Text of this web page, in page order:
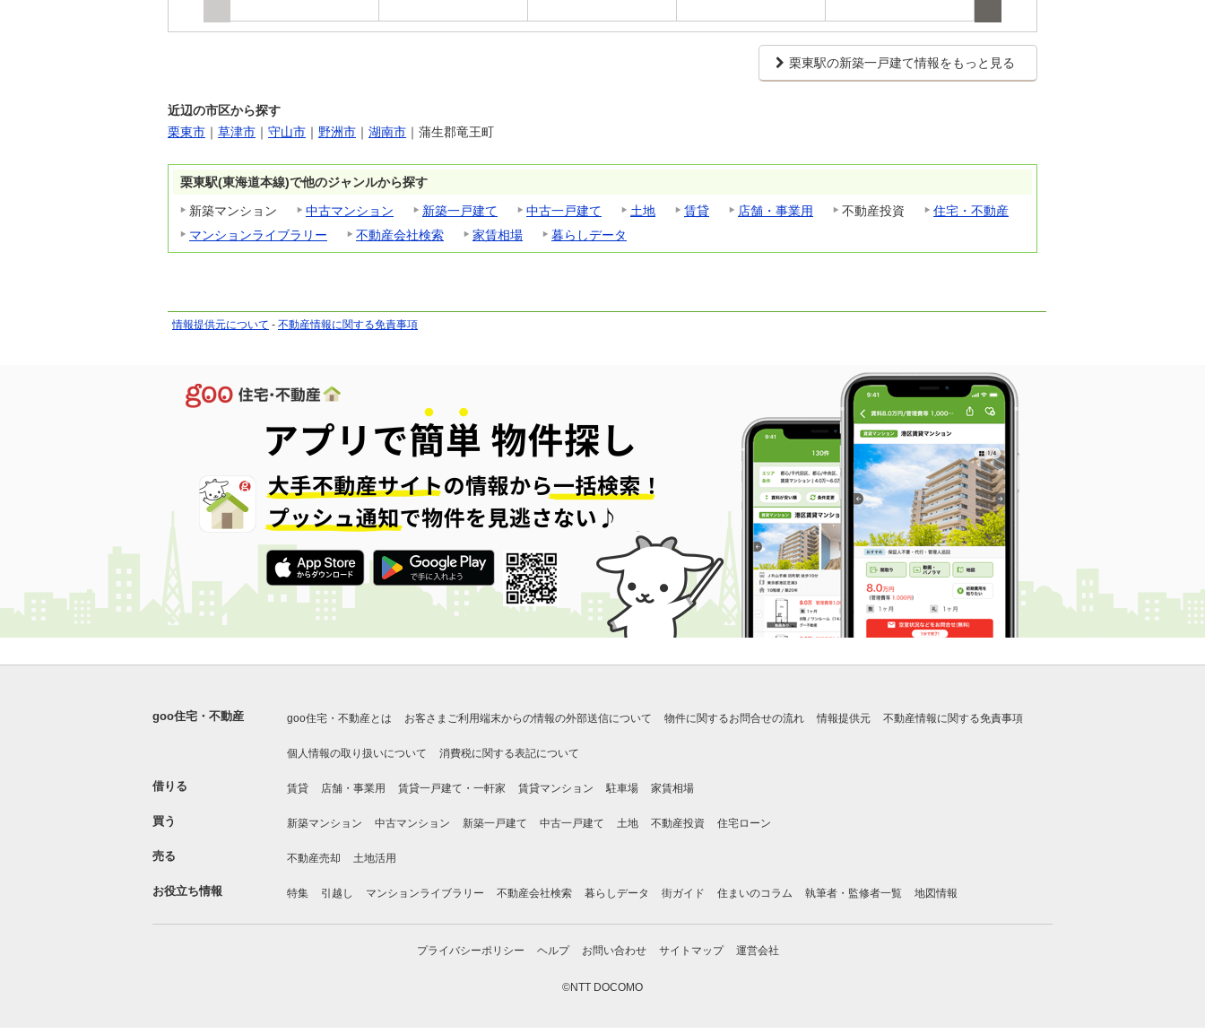
栗東駅の新築一戸建て情報をもっと見る
近辺の市区から探す
栗東市 ｜ 草津市 ｜ 守山市 ｜ 野洲市 ｜ 湖南市 ｜ 蒲生郡竜王町
栗東駅(東海道本線)で他のジャンルから探す
新築マンション
中古マンション 新築一戸建て 中古一戸建て 土地 賃貸 店舗・事業用 不動産投資
住宅・不動産
マンションライブラリー
不動産会社検索 家賃相場 暮らしデータ
情報提供元について - 不動産情報に関する免責事項
goo住宅・不動産 goo住宅・不動産とは お客さまご利用端末からの情報の外部送信について 物件に関するお問合せの流れ 情報提供元 不動産情報に関する免責事項
個人情報の取り扱いについて 消費税に関する表記について
借りる 賃貸 店舗・事業用 賃貸一戸建て・一軒家 賃貸マンション 駐車場 家賃相場
買う 新築マンション 中古マンション 新築一戸建て 中古一戸建て 土地 不動産投資 住宅ローン
売る 不動産売却 土地活用
お役立ち情報 特集 引越し マンションライブラリー 不動産会社検索 暮らしデータ 街ガイド 住まいのコラム 執筆者・監修者一覧 地図情報
プライバシーポリシー ヘルプ お問い合わせ サイトマップ 運営会社
©NTT DOCOMO